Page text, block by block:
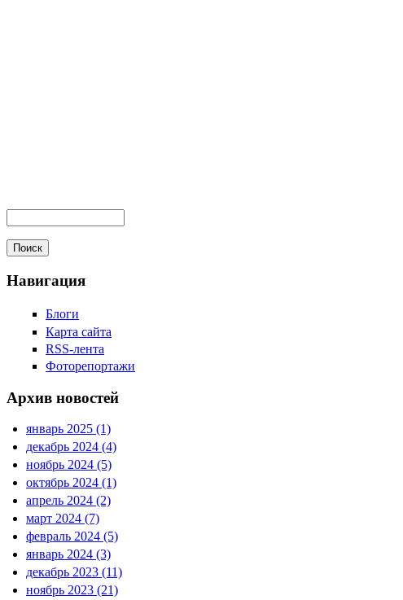
Навигация
Блоги
Карта сайта
RSS-лента
Фоторепортажи
Архив новостей
январь 2025 (1)
декабрь 2024 (4)
ноябрь 2024 (5)
октябрь 2024 (1)
апрель 2024 (2)
март 2024 (7)
февраль 2024 (5)
январь 2024 (3)
декабрь 2023 (11)
ноябрь 2023 (21)